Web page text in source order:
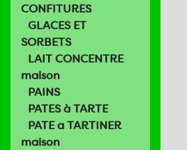
CONFITURES
GLACES ET
SORBETS
LAIT CONCENTRE
maison
PAINS
PATES à TARTE
PATE a TARTINER
maison